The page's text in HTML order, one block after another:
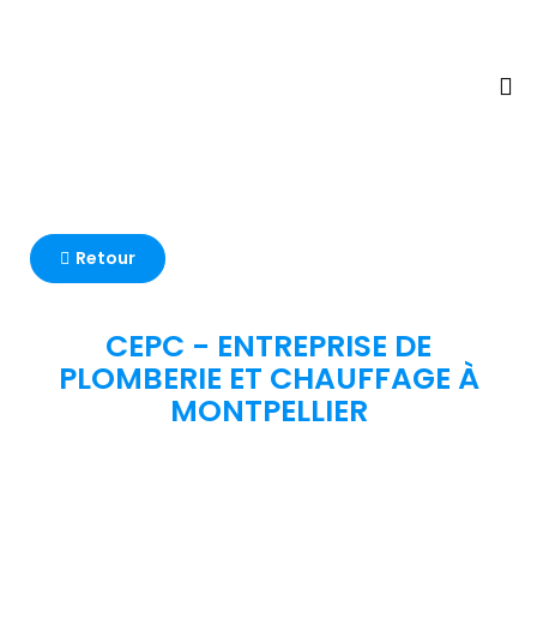
Retour
CEPC - ENTREPRISE DE
PLOMBERIE ET CHAUFFAGE À
MONTPELLIER